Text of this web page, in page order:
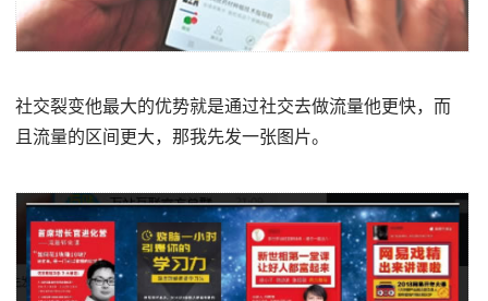
社交裂变他最大的优势就是通过社交去做流量他更快，而
且流量的区间更大，那我先发一张图片。